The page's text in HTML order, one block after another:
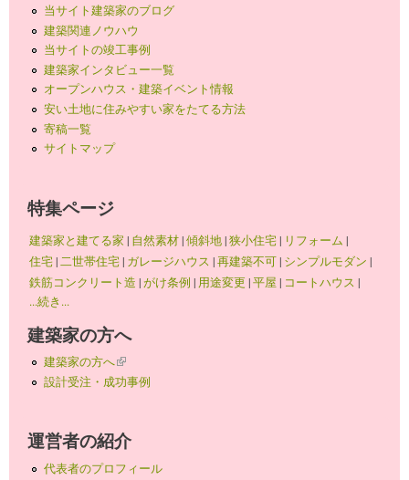
当サイト建築家のブログ
建築関連ノウハウ
当サイトの竣工事例
建築家インタビュー一覧
オープンハウス・建築イベント情報
安い土地に住みやすい家をたてる方法
寄稿一覧
サイトマップ
特集ページ
建築家と建てる家 | 自然素材|傾斜地|狭小住宅| リフォーム |
住宅| 二世帯住宅| ガレージハウス |再建築不可| シンプルモダン |
鉄筋コンクリート造 |がけ条例 | 用途変更 |平屋 | コートハウス |
...続き...
建築家の方へ
建築家の方へ(link is external)
設計受注・成功事例
運営者の紹介
代表者のプロフィール